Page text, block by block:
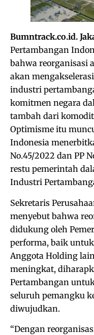
Bumntrack.co.id.
Pertambangan
bahwa reorganisasi
akan
industri
komitmen negara
tambah dari
Optimisme itu
Indonesia
No.45/2022 dan PP
restu pemerintah
Industri
Sekretaris
menyebut bahwa
didukung oleh
performa, baik
Anggota Holding
meningkat,
Pertambangan
seluruh pemangku
diwujudkan.
“Dengan